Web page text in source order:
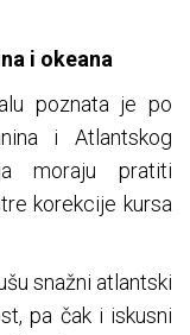
i okeana
poznata je po
i Atlantskog
moraju pratiti
korekcije kursa
snažni atlantski
pa čak i iskusni